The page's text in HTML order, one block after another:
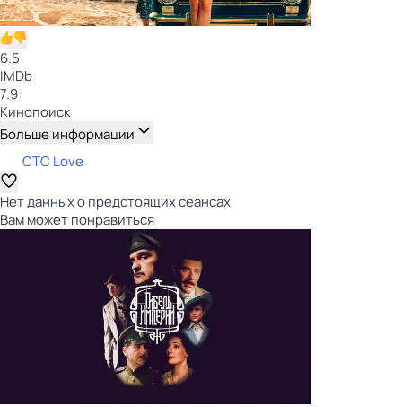
6.5
IMDb
7.9
Кинопоиск
Больше информации
СТС Love
Нет данных о предстоящих сеансах
Вам может понравиться